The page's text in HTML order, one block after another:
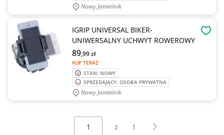
Nowy Jamielnik
IGRIP UNIVERSAL BIKER-
UNIWERSALNY UCHWYT ROWEROWY
KUP TERAZ
89,99zł
STAN: NOWY
SPRZEDAJĄCY: OSOBA PRYWATNA
Nowy Jamielnik
Wybierz stronę:
z 1 Następna strona